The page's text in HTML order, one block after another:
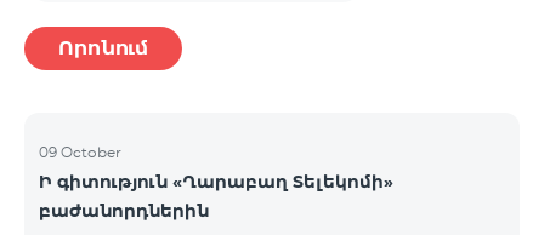
Որոնում
09 October
Ի գիտություն «Ղարաբաղ Տելեկոմի»
բաժանորդներին